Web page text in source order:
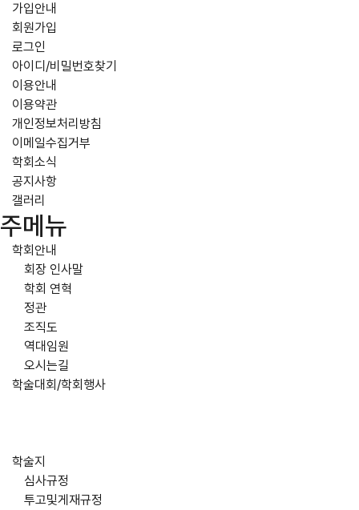
가입안내
회원가입
로그인
아이디/비밀번호찾기
이용안내
이용약관
개인정보처리방침
이메일수집거부
학회소식
공지사항
갤러리
주메뉴
학회안내
회장 인사말
학회 연혁
정관
조직도
역대임원
오시는길
학술대회/학회행사
학술지
심사규정
투고및게재규정